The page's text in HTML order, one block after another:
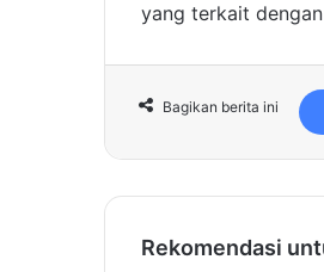
yang terkait
Bagikan berita ini
Rekomendasi